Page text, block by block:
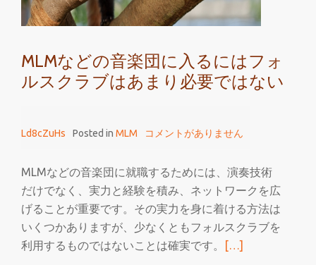
て
ォ
ル
ラ
を
プ
レ
イ
MLMなどの音楽団に入るにはフォ
ルスクラブはあまり必要ではない
Ld8cZuHs Posted in MLM コメントがありません
MLMなどの音楽団に就職するためには、演奏技術
だけでなく、実力と経験を積み、ネットワークを広
げることが重要です。その実力を身に着ける方法は
いくつかありますが、少なくともフォルスクラブを
利用するものではないことは確実です。
続[…]